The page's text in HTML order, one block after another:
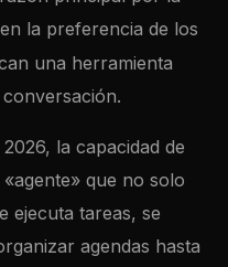
en la preferencia de los
una herramienta
la capacidad de
que no solo
ejecuta tareas, se
agendas hasta